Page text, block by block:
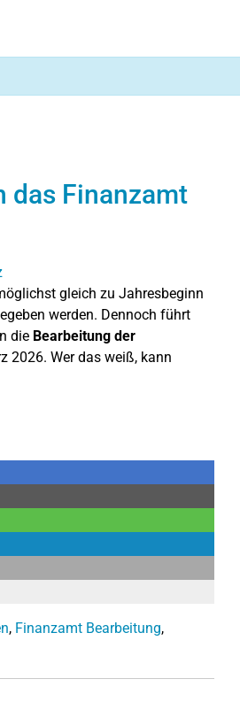
das Finanzamt
gleich zu Jahresbeginn
werden. Dennoch führt
die Bearbeitung der
2026. Wer das weiß, kann
, Finanzamt Bearbeitung,